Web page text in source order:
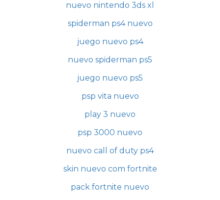
nuevo nintendo 3ds xl
spiderman ps4 nuevo
juego nuevo ps4
nuevo spiderman ps5
juego nuevo ps5
psp vita nuevo
play 3 nuevo
psp 3000 nuevo
nuevo call of duty ps4
skin nuevo com fortnite
pack fortnite nuevo